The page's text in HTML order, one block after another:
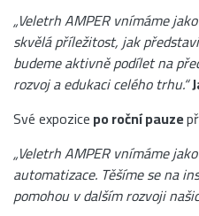
„Veletrh AMPER vnímáme
skvělá příležitost, jak
budeme aktivně podílet na
rozvoj a edukaci celého trhu.“
Své expozicepo roční pauze
„Veletrh AMPER vnímáme
automatizace. Těšíme se na
pomohou v dalším rozvoji